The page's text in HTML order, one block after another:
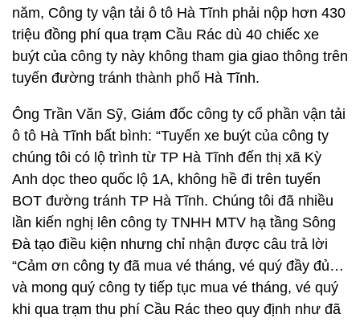
năm, Công ty vận tải ô tô Hà Tĩnh phải nộp hơn 430
triệu đồng phí qua trạm Cầu Rác dù 40 chiếc xe
buýt của công ty này không tham gia giao thông trên
tuyến đường tránh thành phố Hà Tĩnh.
Ông Trần Văn Sỹ, Giám đốc công ty cổ phần vận tải
ô tô Hà Tĩnh bất bình: “Tuyến xe buýt của công ty
chúng tôi có lộ trình từ TP Hà Tĩnh đến thị xã Kỳ
Anh dọc theo quốc lộ 1A, không hề đi trên tuyến
BOT đường tránh TP Hà Tĩnh. Chúng tôi đã nhiều
lần kiến nghị lên công ty TNHH MTV hạ tầng Sông
Đà tạo điều kiện nhưng chỉ nhận được câu trả lời
“Cảm ơn công ty đã mua vé tháng, vé quý đầy đủ…
và mong quý công ty tiếp tục mua vé tháng, vé quý
khi qua trạm thu phí Cầu Rác theo quy định như đã